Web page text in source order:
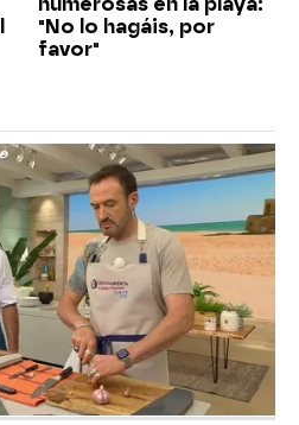
"No lo hagáis, por
favor"